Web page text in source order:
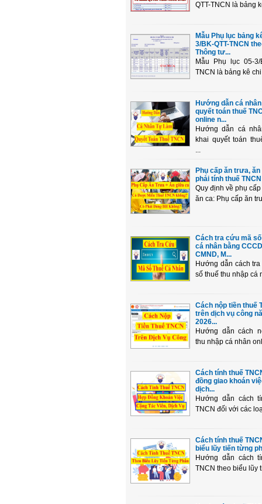
QTT-TNCN là bảng
Mẫu Phụ lục bảng
3/BK-QTT-TNCN
Thông tư...
Mẫu Phụ lục 05-3/
TNCN là bảng kê
Hướng dẫn cá
quyết toán thuế
online n...
Hướng dẫn cá
khai quyết toán
...
Phụ cấp ăn trưa,
phải tính thuế
Quy định về phụ
ăn ca: Phụ cấp ăn
Cách tra cứu mã
cá nhân bằng
CMND, M...
Hướng dẫn cách
số thuế thu nhập cá
Cách nộp tiền thuế
trên dịch vụ công
2026...
Hướng dẫn cách
thu nhập cá nhân
Cách tính thuế
đồng giao khoán
dịch...
Hướng dẫn cách
TNCN đối với các
Cách tính thuế
biểu lũy tiến từng
Hướng dẫn cách
TNCN theo biểu lũy